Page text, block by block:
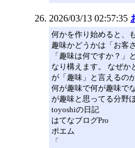
2026/03/13 02:57:35
何かを作り始めると、
趣味かどうかは「お客
「趣味は何ですか？」
なり構えます。 なぜか
が「趣味」と言えるの
何が趣味で何が趣味で
が趣味と思ってる分野
toyoshiの日記
はてなブログPro
ポエム
「